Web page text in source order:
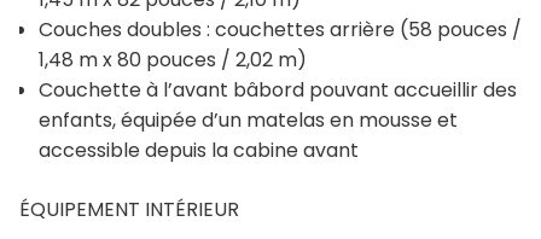
Couches doubles : couchettes arrière (58 pouces /
1,48 m x 80 pouces / 2,02 m)
Couchette à l’avant bâbord pouvant accueillir des
enfants, équipée d’un matelas en mousse et
accessible depuis la cabine avant
ÉQUIPEMENT INTÉRIEUR